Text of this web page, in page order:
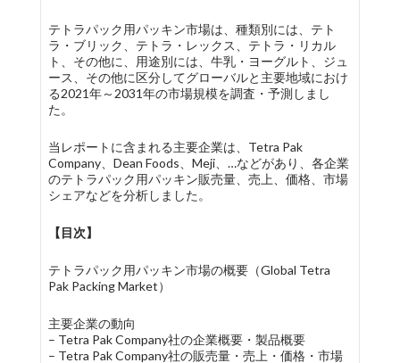
テトラパック用パッキン市場は、種類別には、テト
ラ・ブリック、テトラ・レックス、テトラ・リカル
ト、その他に、用途別には、牛乳・ヨーグルト、ジュ
ース、その他に区分してグローバルと主要地域におけ
る2021年～2031年の市場規模を調査・予測しまし
た。
当レポートに含まれる主要企業は、Tetra Pak
Company、Dean Foods、Meji、…などがあり、各企業
のテトラパック用パッキン販売量、売上、価格、市場
シェアなどを分析しました。
【目次】
テトラパック用パッキン市場の概要（Global Tetra
Pak Packing Market）
主要企業の動向
– Tetra Pak Company社の企業概要・製品概要
– Tetra Pak Company社の販売量・売上・価格・市場